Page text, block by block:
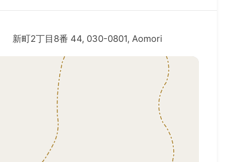
新町2丁目8番 44, 030-0801, Aomori